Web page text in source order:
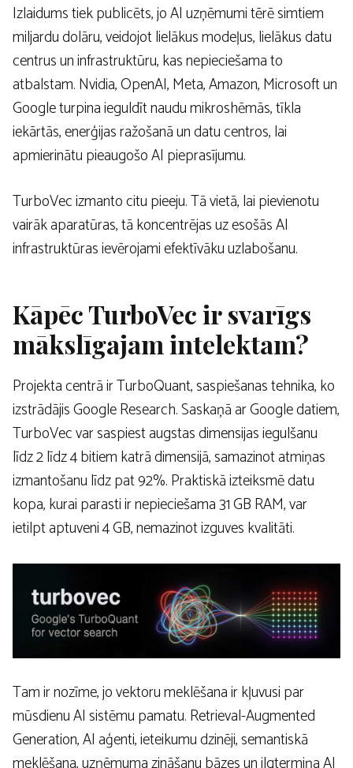
Izlaidums tiek publicēts, jo AI uzņēmumi tērē simtiem
miljardu dolāru, veidojot lielākus modeļus, lielākus datu
centrus un infrastruktūru, kas nepieciešama to
atbalstam. Nvidia, OpenAI, Meta, Amazon, Microsoft un
Google turpina ieguldīt naudu mikroshēmās, tīkla
iekārtās, enerģijas ražošanā un datu centros, lai
apmierinātu pieaugošo AI pieprasījumu.
TurboVec izmanto citu pieeju. Tā vietā, lai pievienotu
vairāk aparatūras, tā koncentrējas uz esošās AI
infrastruktūras ievērojami efektīvāku uzlabošanu.
Kāpēc TurboVec ir svarīgs
mākslīgajam intelektam?
Projekta centrā ir TurboQuant, saspiešanas tehnika, ko
izstrādājis Google Research. Saskaņā ar Google datiem,
TurboVec var saspiest augstas dimensijas iegulšanu
līdz 2 līdz 4 bitiem katrā dimensijā, samazinot atmiņas
izmantošanu līdz pat 92%. Praktiskā izteiksmē datu
kopa, kurai parasti ir nepieciešama 31 GB RAM, var
ietilpt aptuveni 4 GB, nemazinot izguves kvalitāti.
Tam ir nozīme, jo vektoru meklēšana ir kļuvusi par
mūsdienu AI sistēmu pamatu. Retrieval-Augmented
Generation, AI aģenti, ieteikumu dzinēji, semantiskā